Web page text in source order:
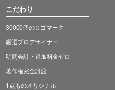
こだわり
30000個のロゴマーク
厳選プロデザイナー
明朗会計・追加料金ゼロ
著作権完全譲渡
1点ものオリジナル